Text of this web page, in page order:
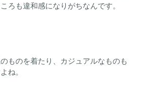
ろも違和感になりがちなんです。
ものを着たり、カジュアルなものも
ね。